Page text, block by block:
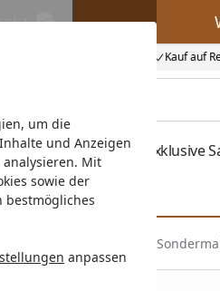
um die
und Anzeigen
Mit
sowie der
bestmögliches
anpassen
Kauf auf
Zubehör Exklusive
Infraworld Bankauflage